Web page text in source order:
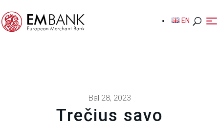
EN
EN
Bal 28, 2023
Trečius savo